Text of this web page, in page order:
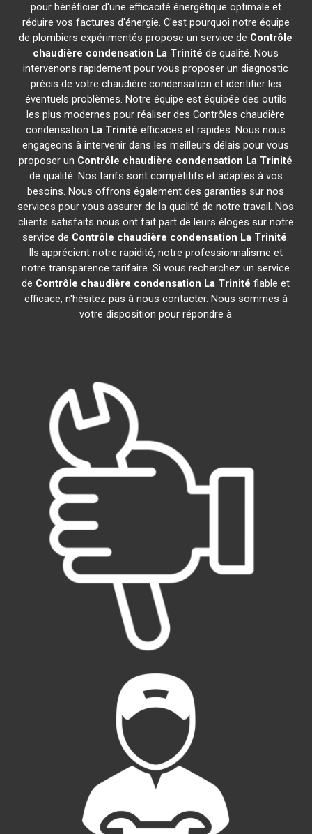
pour bénéficier d'une efficacité énergétique optimale et
réduire vos factures d'énergie. C'est pourquoi notre équipe
de plombiers expérimentés propose un service de Contrôle
chaudière condensation La Trinité de qualité. Nous
intervenons rapidement pour vous proposer un diagnostic
précis de votre chaudière condensation et identifier les
éventuels problèmes. Notre équipe est équipée des outils
les plus modernes pour réaliser des Contrôles chaudière
condensation La Trinité efficaces et rapides. Nous nous
engageons à intervenir dans les meilleurs délais pour vous
proposer un Contrôle chaudière condensation La Trinité
de qualité. Nos tarifs sont compétitifs et adaptés à vos
besoins. Nous offrons également des garanties sur nos
services pour vous assurer de la qualité de notre travail. Nos
clients satisfaits nous ont fait part de leurs éloges sur notre
service de Contrôle chaudière condensation La Trinité.
Ils apprécient notre rapidité, notre professionnalisme et
notre transparence tarifaire. Si vous recherchez un service
de Contrôle chaudière condensation La Trinité fiable et
efficace, n'hésitez pas à nous contacter. Nous sommes à
votre disposition pour répondre à